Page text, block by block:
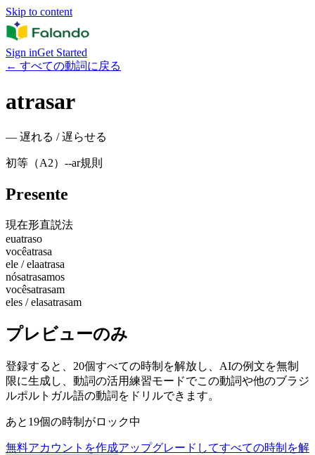
Skip to content
Sign inGet Started
← すべての動詞に戻る
atrasar
— 遅れる / 遅らせる
初等（A2） --ar規則
Presente
現在形直説法
euatraso
vocêatrasa
ele / elaatrasa
nósatrasamos
vocêsatrasam
eles / elasatrasam
プレビューのみ
登録すると、20個すべての時制を解放し、AIの例文を無制
限に生成し、動詞の活用練習モードでこの動詞や他のブラジ
ルポルトガル語の動詞をドリルできます。
あと19個の時制がロック中
無料アカウントを作成アップグレードしてすべての時制を解